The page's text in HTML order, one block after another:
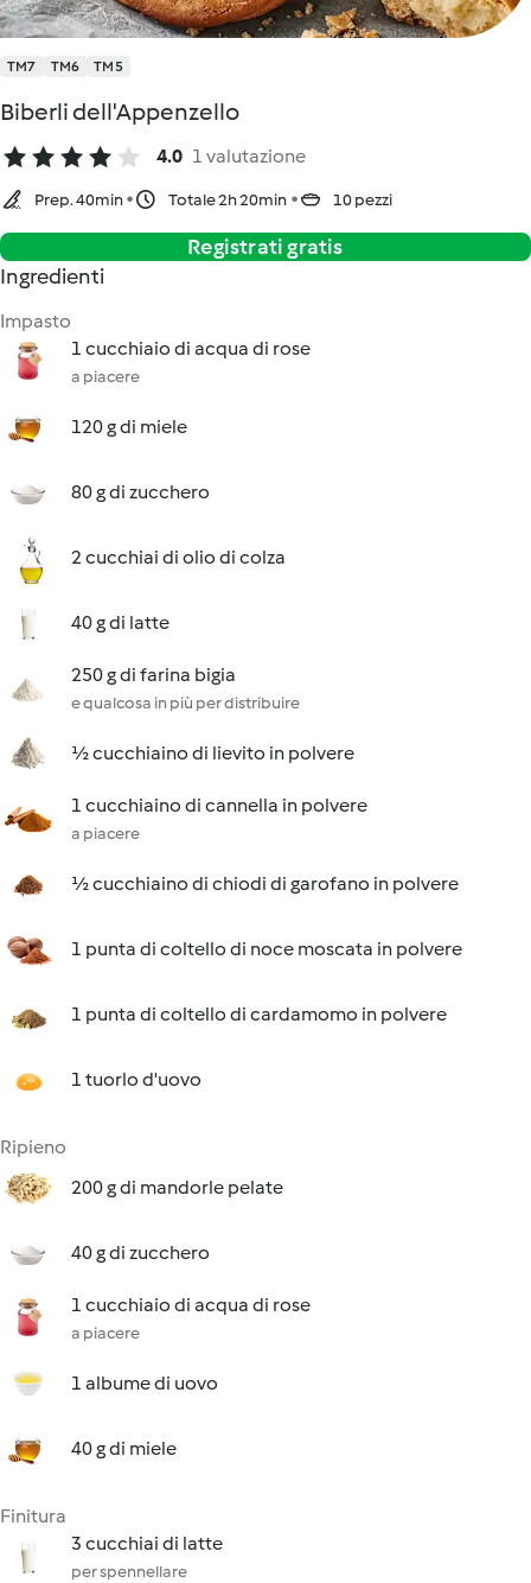
TM7 TM6 TM5
Biberli dell'Appenzello
4.0 1 valutazione
Prep. 40min Totale 2h 20min 10 pezzi
Registrati gratis
Ingredienti
Impasto
1 cucchiaio di acqua di rose
a piacere
120 g di miele
80 g di zucchero
2 cucchiai di olio di colza
40 g di latte
250 g di farina bigia
e qualcosa in più per distribuire
½ cucchiaino di lievito in polvere
1 cucchiaino di cannella in polvere
a piacere
½ cucchiaino di chiodi di garofano in polvere
1 punta di coltello di noce moscata in polvere
1 punta di coltello di cardamomo in polvere
1 tuorlo d'uovo
Ripieno
200 g di mandorle pelate
40 g di zucchero
1 cucchiaio di acqua di rose
a piacere
1 albume di uovo
40 g di miele
Finitura
3 cucchiai di latte
per spennellare